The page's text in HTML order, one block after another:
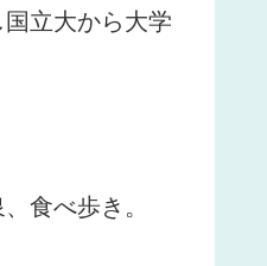
立大から大学
食べ歩き。